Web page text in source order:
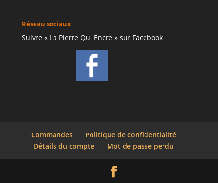
Réseau sociaux
Suivre « La Pierre Qui Encre » sur Facebook
Commandes
Politique de confidentialité
Détails du compte
Mot de passe perdu